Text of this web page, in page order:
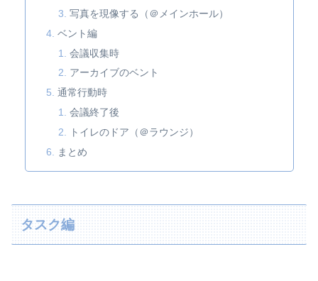
写真を現像する（＠メインホール）
ベント編
会議収集時
アーカイブのベント
通常行動時
会議終了後
トイレのドア（＠ラウンジ）
まとめ
タスク編